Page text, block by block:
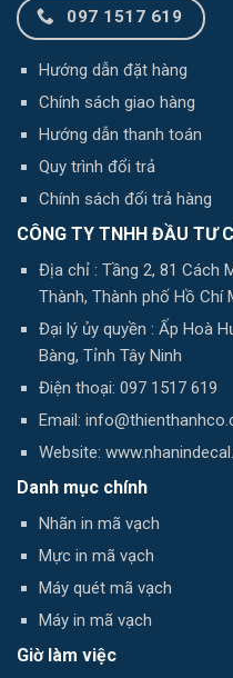
097 1517 619
Hướng dẫn đặt hàng
Chính sách giao hàng
Hướng dẫn thanh toán
Quy trình đổi trả
Chính sách đổi trả hàng
CÔNG TY TNHH ĐẦU TƯ
Địa chỉ : Tầng 2, 81 Cách
Thành, Thành phố Hồ Chí
Đại lý ủy quyền : Ấp Hoà
Bàng, Tỉnh Tây Ninh
Điện thoại: 097 1517 619
Email:
Website:
Danh mục chính
Nhãn in mã vạch
Mực in mã vạch
Máy quét mã vạch
Máy in mã vạch
Giờ làm việc